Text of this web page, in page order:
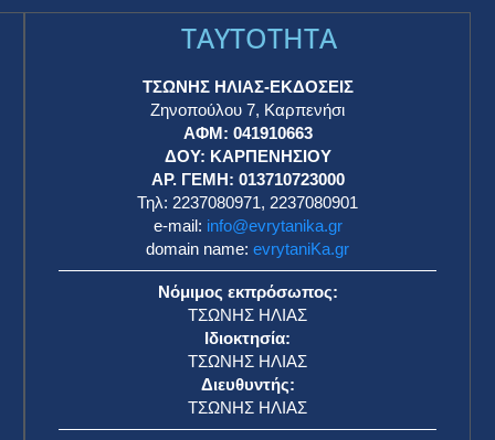
TAYTOTHTA
ΤΣΩΝΗΣ ΗΛΙΑΣ-ΕΚΔΟΣΕΙΣ
Ζηνοπούλου 7, Καρπενήσι
ΑΦΜ: 041910663
ΔΟΥ: ΚΑΡΠΕΝΗΣΙΟΥ
ΑΡ. ΓΕΜΗ: 013710723000
Τηλ: 2237080971, 2237080901
e-mail: info@evrytanika.gr
domain name: evrytaniKa.gr
Νόμιμος εκπρόσωπος:
ΤΣΩΝΗΣ ΗΛΙΑΣ
Ιδιοκτησία:
ΤΣΩΝΗΣ ΗΛΙΑΣ
Διευθυντής:
ΤΣΩΝΗΣ ΗΛΙΑΣ